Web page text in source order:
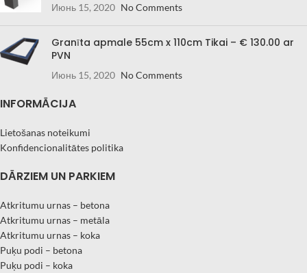
Июнь 15, 2020 No Comments
Granīta apmale 55cm x 110cm Tikai – € 130.00 ar
PVN
Июнь 15, 2020 No Comments
INFORMĀCIJA
Lietošanas noteikumi
Konfidencionalitātes politika
DĀRZIEM UN PARKIEM
Atkritumu urnas – betona
Atkritumu urnas – metāla
Atkritumu urnas – koka
Puķu podi – betona
Puķu podi – koka